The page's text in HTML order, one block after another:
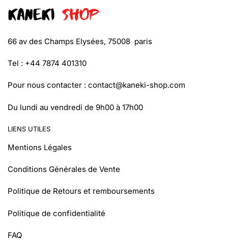
66 av des Champs Elysées, 75008 paris
Tel : +44 7874 401310
Pour nous contacter : contact@kaneki-shop.com
Du lundi au vendredi de 9h00 à 17h00
LIENS UTILES
Mentions Légales
Conditions Générales de Vente
Politique de Retours et remboursements
Politique de confidentialité
FAQ